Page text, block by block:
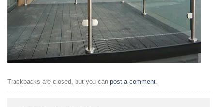
Trackbacks are closed, but you can post a comment.